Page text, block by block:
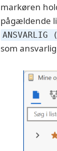
markøren
pågældende
ANSVARLIG
som